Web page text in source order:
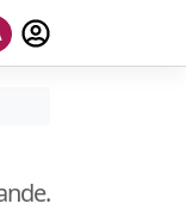
Fazer login
.